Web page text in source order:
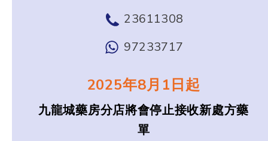
23611308
97233717
2025年8月1日起
九龍城藥房分店將會停止接收新處方藥
單